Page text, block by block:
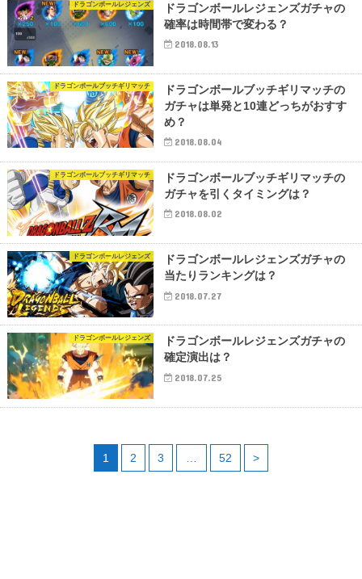
ドラゴンボールレジェンズ
ドラゴンボールレジェンズガチャの
確率は時間帯で変わる？
2018.08.13
ドラゴンボールブッチギリマッチ
ドラゴンボールブッチギリマッチの
ガチャは単発と10連どっちがおすす
め？
2018.08.04
ドラゴンボールブッチギリマッチ
ドラゴンボールブッチギリマッチの
ガチャを引くタイミングは？
2018.08.02
ドラゴンボールレジェンズ
ドラゴンボールレジェンズガチャの
当たりランキングは？
2018.07.27
ドラゴンボールレジェンズ
ドラゴンボールレジェンズガチャの
確定演出は？
2018.07.25
1 2 3 52 >